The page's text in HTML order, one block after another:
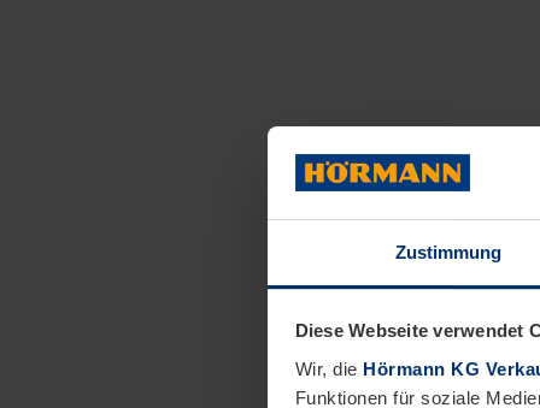
Zustimmung
Diese Webseite verwendet
Wir, die Hörmann KG
Funktionen für soziale